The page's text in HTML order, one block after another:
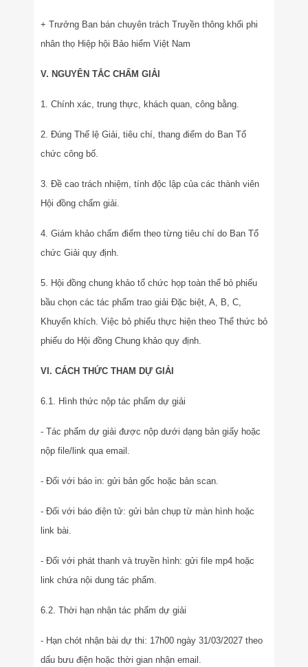
+ Trưởng Ban bán chuyên trách Truyền thông khối phi
nhân thọ Hiệp hội Bảo hiểm Việt Nam
V. NGUYÊN TẮC CHẤM GIẢI
1. Chính xác, trung thực, khách quan, công bằng.
2. Đúng Thể lệ Giải, tiêu chí, thang điểm do Ban Tổ
chức công bố.
3. Đề cao trách nhiệm, tính độc lập của các thành viên
Hội đồng chấm giải.
4. Giám khảo chấm điểm theo từng tiêu chí do Ban Tổ
chức Giải quy định.
5. Hội đồng chung khảo tổ chức họp toàn thể bỏ phiếu
bầu chọn các tác phẩm trao giải Đặc biệt, A, B, C,
Khuyến khích. Việc bỏ phiếu thực hiện theo Thể thức bỏ
phiếu do Hội đồng Chung khảo quy định.
VI. CÁCH THỨC THAM DỰ GIẢI
6.1. Hình thức nộp tác phẩm dự giải
- Tác phẩm dự giải được nộp dưới dạng bản giấy hoặc
nộp file/link qua email.
- Đối với báo in: gửi bản gốc hoặc bản scan.
- Đối với báo điện tử: gửi bản chụp từ màn hình hoặc
link bài.
- Đối với phát thanh và truyền hình: gửi file mp4 hoặc
link chứa nội dung tác phẩm.
6.2. Thời hạn nhận tác phẩm dự giải
- Hạn chót nhận bài dự thi: 17h00 ngày 31/03/2027 theo
dấu bưu điện hoặc thời gian nhận email.